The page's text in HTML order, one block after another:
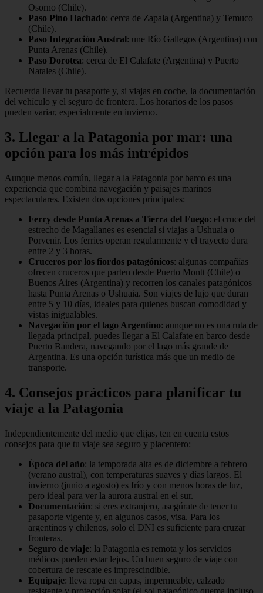
Osorno (Chile).
Paso Pino Hachado: cerca de Zapala (Argentina) y Temuco
(Chile).
Paso Integración Austral: une Río Gallegos (Argentina) con
Punta Arenas (Chile).
Paso Dorotea: cerca de El Calafate (Argentina) y Puerto
Natales (Chile).
Recuerda llevar tu pasaporte y, si viajas en coche, la documentación
del vehículo y el seguro de frontera. Los horarios de los pasos
pueden variar, especialmente en invierno.
3. Llegar a la Patagonia por mar: una
opción para los más intrépidos
Aunque menos común, llegar a la Patagonia por barco es una
experiencia que combina navegación y paisajes marinos
espectaculares. Existen dos opciones principales:
Ferry desde Punta Arenas a Tierra del Fuego: el cruce del
estrecho de Magallanes es esencial si viajas a Ushuaia o
Porvenir. Los ferries operan regularmente y el trayecto dura
entre 2 y 3 horas.
Cruceros por los fiordos patagónicos: algunas compañías
ofrecen cruceros que parten desde Puerto Montt (Chile) o
Buenos Aires (Argentina) y recorren los canales patagónicos
hasta Punta Arenas o Ushuaia. Son viajes de lujo que duran
entre 5 y 10 días, ideales para quienes buscan comodidad y
vistas inigualables.
Navegación por el lago Argentino: aunque no es una ruta de
llegada principal, puedes llegar a El Calafate en barco desde
Puerto Bandera, navegando por el lago más grande de
Argentina. Es una opción turística más que un medio de
transporte.
4. Consejos prácticos para planificar tu
viaje a la Patagonia
Independientemente del medio que elijas, ten en cuenta estos
consejos para que tu viaje sea seguro y placentero:
Época del año: la temporada alta es de diciembre a febrero
(verano austral), con temperaturas suaves y días largos. El
invierno (junio a agosto) es frío y con menos horas de luz,
pero ideal para ver la aurora austral en el sur.
Documentación: si eres extranjero, asegúrate de tener tu
pasaporte vigente y, en algunos casos, visa. Para los
argentinos y chilenos, solo el DNI es suficiente para cruzar
fronteras.
Seguro de viaje: la Patagonia es remota y los servicios
médicos pueden estar lejos. Un buen seguro de viaje con
cobertura de rescate es imprescindible.
Equipaje: lleva ropa en capas, impermeable, calzado
resistente y protección solar (el sol patagónico quema incluso